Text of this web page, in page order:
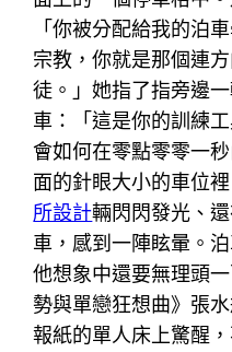
「你被分配給我的泊
宗教，你就是那個連
徒。」她指了指旁邊
車：「這是你的訓練
會如何在零點零零一
面的針眼大小的車位
所設計輛閃閃發光、
車，感到一陣眩暈。
他想象中還要無理頭
勢與單戀狂想曲》張
報紙的單人床上驚醒